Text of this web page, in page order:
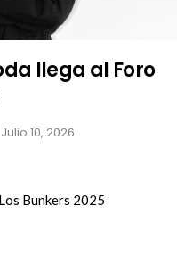
llega al Foro
Julio 10, 2026